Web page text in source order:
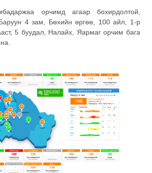
орчимд агаар бохирдолтой,
4 зам, Бөхийн өргөө, 100 айл, 1-р
5 буудал, Налайх, Яармаг орчим бага